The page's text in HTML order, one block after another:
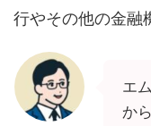
行やその他の金融
エ
か